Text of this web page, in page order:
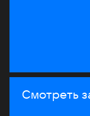
Смотреть